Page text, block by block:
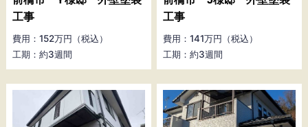
工事
費用：152万円（税込）
工期：約3週間
工事
費用：141万円（税込）
工期：約3週間